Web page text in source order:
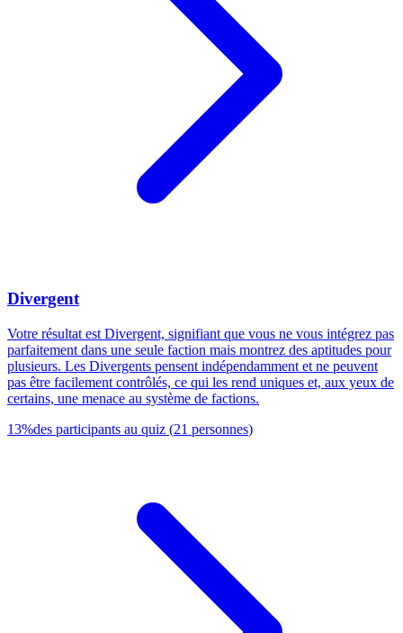
Divergent
Votre résultat est Divergent, signifiant que vous ne vous intégrez pas
parfaitement dans une seule faction mais montrez des aptitudes pour
plusieurs. Les Divergents pensent indépendamment et ne peuvent
pas être facilement contrôlés, ce qui les rend uniques et, aux yeux de
certains, une menace au système de factions.
13%des participants au quiz (21 personnes)